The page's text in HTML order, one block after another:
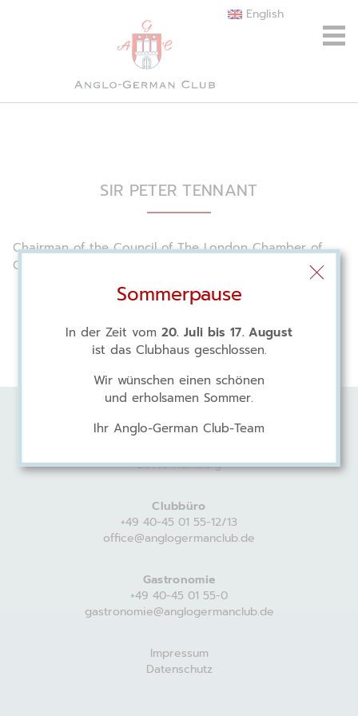
English
SIR PETER TENNANT
Chairman of the Council of The London Chamber of
Commerce and Industry
Anglo-German Club
20149 Hamburg
Clubbüro
+49 40-45 01 55-12/13
office@anglogermanclub.de
Gastronomie
+49 40-45 01 55-0
gastronomie@anglogermanclub.de
Impressum
Datenschutz
Sommerpause
In der Zeit vom 20. Juli bis 17. August
ist das Clubhaus geschlossen.
Wir wünschen einen schönen
und erholsamen Sommer.
Ihr Anglo-German Club-Team